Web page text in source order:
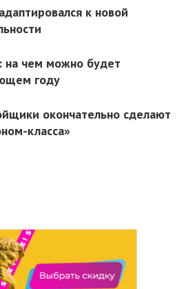
к новой
на чем можно будет
году
окончательно сделают
класса»